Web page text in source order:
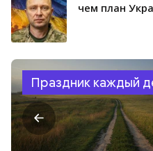
чем план
Праздник каждый